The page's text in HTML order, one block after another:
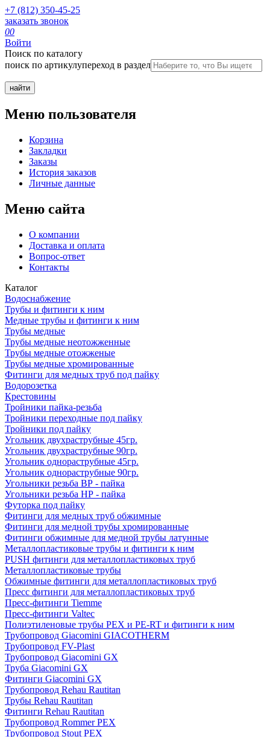
+7 (812) 350-45-25
заказать звонок
00
Войти
Поиск по каталогу
поиск по артикулупереход в раздел
Меню пользователя
Корзина
Закладки
Заказы
История заказов
Личные данные
Меню сайта
О компании
Доставка и оплата
Вопрос-ответ
Контакты
Каталог
Водоснабжение
Трубы и фитинги к ним
Медные трубы и фитинги к ним
Трубы медные
Трубы медные неотожженные
Трубы медные отожженые
Трубы медные хромированные
Фитинги для медных труб под пайку
Водорозетка
Крестовины
Тройники пайка-резьба
Тройники переходные под пайку
Тройники под пайку
Угольник двухраструбные 45гр.
Угольник двухраструбные 90гр.
Угольник однораструбные 45гр.
Угольник однораструбные 90гр.
Угольники резьба ВР - пайка
Угольники резьба НР - пайка
Футорка под пайку
Фитинги для медных труб обжимные
Фитинги для медной трубы хромированные
Фитинги обжимные для медной трубы латунные
Металлопластиковые трубы и фитинги к ним
PUSH фитинги для металлопластиковых труб
Металлопластиковые трубы
Обжимные фитинги для металлопластиковых труб
Пресс фитинги для металлопластиковых труб
Пресс-фитинги Tiemme
Пресс-фитинги Valtec
Полиэтиленовые трубы PEX и PE-RT и фитинги к ним
Трубопровод Giacomini GIACOTHERM
Трубопровод FV-Plast
Трубопровод Giacomini GX
Труба Giacomini GX
Фитинги Giacomini GX
Трубопровод Rehau Rautitan
Трубы Rehau Rautitan
Фитинги Rehau Rautitan
Трубопровод Rommer PEX
Трубопровод Stout PEX